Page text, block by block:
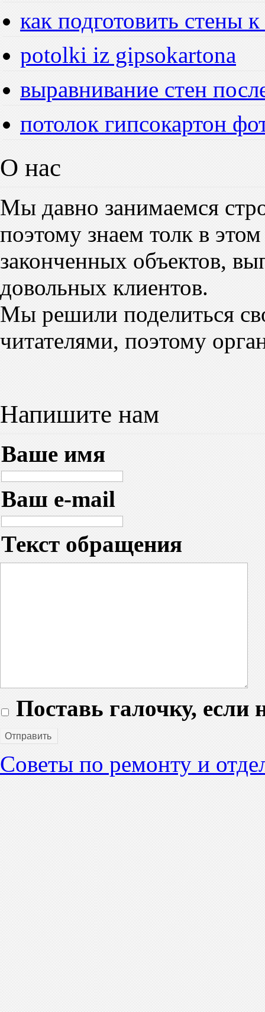
как подготовить стены
potolki iz gipsokartona
выравнивание стен
потолок гипсокартон
О нас
Мы давно занимаемся
поэтому знаем толк в
законченных объектов,
довольных клиентов.
Мы решили поделиться
читателями, поэтому
Напишите нам
Ваше имя
Ваш e-mail
Текст обращения
Поставь галочку, если
Отправить
Советы по ремонту и